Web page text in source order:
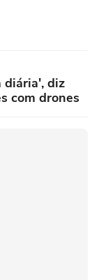
diária', diz
com drones